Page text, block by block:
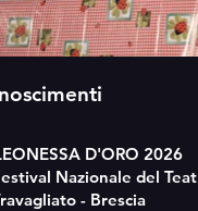
D'ORO 2026
Nazionale del
- Brescia